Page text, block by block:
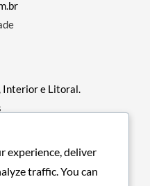
Interior e Litoral.
experience, deliver
traffic. You can